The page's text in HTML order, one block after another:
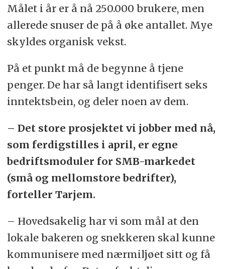
Målet i år er å nå 250.000 brukere, men
allerede snuser de på å øke antallet. Mye
skyldes organisk vekst.
På et punkt må de begynne å tjene
penger. De har så langt identifisert seks
inntektsbein, og deler noen av dem.
– Det store prosjektet vi jobber med nå,
som ferdigstilles i april, er egne
bedriftsmoduler for SMB-markedet
(små og mellomstore bedrifter),
forteller Tarjem.
– Hovedsakelig har vi som mål at den
lokale bakeren og snekkeren skal kunne
kommunisere med nærmiljøet sitt og få